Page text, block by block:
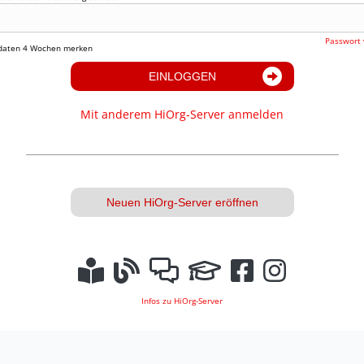
4 Wochen merken
Passwort
EINLOGGEN
Mit anderem HiOrg-Server anmelden
Neuen HiOrg-Server eröffnen
Infos zu HiOrg-Server